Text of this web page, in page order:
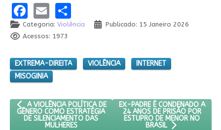
Facebook
EmailShare
Categoria: Violência
Publicado: 15 Janeiro 2026
Acessos: 1973
EXTREMA-DIREITA VIOLÊNCIA
INTERNET
MISOGINIA
ARTIGO ANTERIOR: A VIOLÊNCIA POLÍTICA DE GÊNERO COMO
A VIOLÊNCIA POLÍTICA DE
GÊNERO COMO ESTRATÉGIA
DE SILENCIAMENTO DAS
MULHERES
PRÓXIMO ARTIGO: EX-PADRE É
EX-PADRE É CONDENADO A
24 ANOS DE PRISÃO POR
ESTUPRO DE MENOR NO
BRASIL